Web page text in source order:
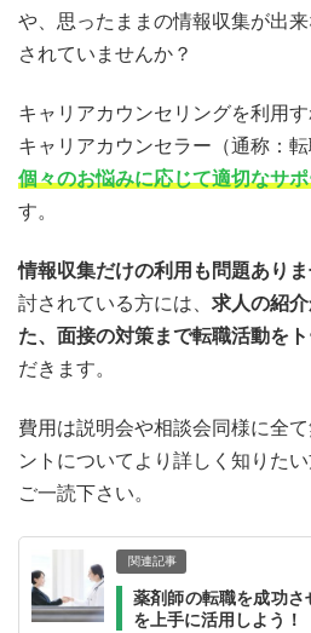
や、思ったままの情報収集が出
されていませんか？
キャリアカウンセリングを利用
キャリアカウンセラー（通称：転
個々のお悩みに応じて適切なサ
す。
情報収集だけの利用も問題あり
討されている方には、 求人の紹
た、面接の対策まで転職活動を
だきます。
費用は説明会や相談会同様に全
ントについてより詳しく知りた
ご一読下さい。
関連記事
薬剤師の転職を成功さ
を上手に活用しよう！